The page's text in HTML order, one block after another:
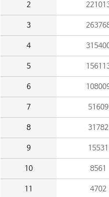
2
3
4
5
6
7 51609
8 31782
9 15531
10 8561
11 4702